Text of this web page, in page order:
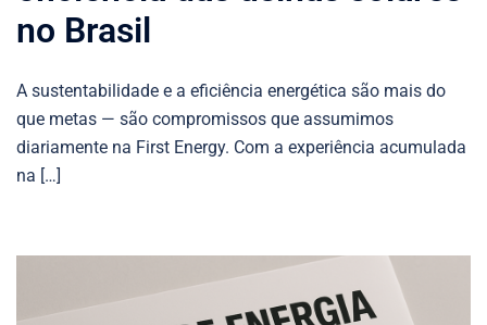
no Brasil
A sustentabilidade e a eficiência energética são mais do
que metas — são compromissos que assumimos
diariamente na First Energy. Com a experiência acumulada
na […]